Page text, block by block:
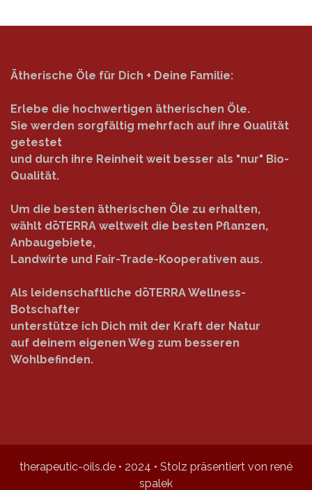
Ätherische Öle für Dich + Deine Familie:
Erlebe die hochwertigen ätherischen Öle.
Sie werden sorgfältig mehrfach auf ihre Qualität
getestet
und durch ihre Reinheit weit besser als "nur" Bio-
Qualität.
Um die besten ätherischen Öle zu erhalten,
wählt dōTERRA weltweit die besten Pflanzen,
Anbaugebiete,
Landwirte und Fair-Trade-Kooperativen aus.
Als leidenschaftliche dōTERRA Wellness-
Botschafter
unterstütze ich Dich mit der Kraft der Natur
auf deinem eigenen Weg zum besseren
Wohlbefinden.
therapeutic-oils.de • 2024 • Stolz präsentiert von rené
spalek